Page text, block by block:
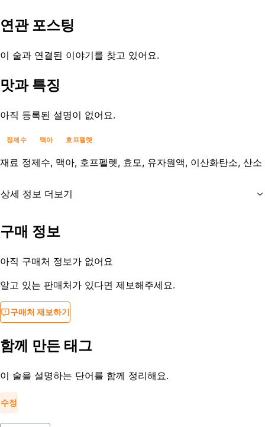
연관 포스팅
이 술과 연결된 이야기를 찾고 있어요.
맛과 특징
아직 등록된 설명이 없어요.
정제수 맥아 호프펠렛
재료 정제수, 맥아, 호프펠렛, 효모, 유자원액, 이산화탄소, 산소
상세 정보 더보기
등록일
구매 정보
아직 구매처 정보가 없어요
알고 있는 판매처가 있다면 제보해주세요.
구매처 제보하기
함께 만든 태그
이 술을 설명하는 단어를 함께 정리해요.
수정